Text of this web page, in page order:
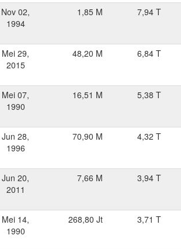
Nov 02,
1994
1,85 M 7,94 T
Mei 29,
2015
48,20 M 6,84 T
Mei 07,
1990
16,51 M 5,38 T
Jun 28,
1996
70,90 M 4,32 T
Jun 20,
2011
7,66 M 3,94 T
Mei 14,
1990
268,80 Jt 3,71 T